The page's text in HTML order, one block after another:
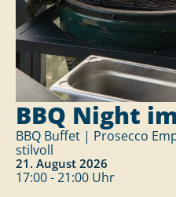
BBQ Night
BBQ Buffet | Prosecco
stilvoll
21. August 2026
17:00 - 21:00 Uhr